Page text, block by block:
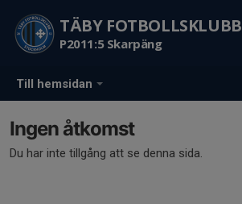
Till hemsidan
TÄBY FOTBOLLSKLUBB
P2011:5 Skarpäng
Ingen åtkomst
Du har inte tillgång att se denna sida.